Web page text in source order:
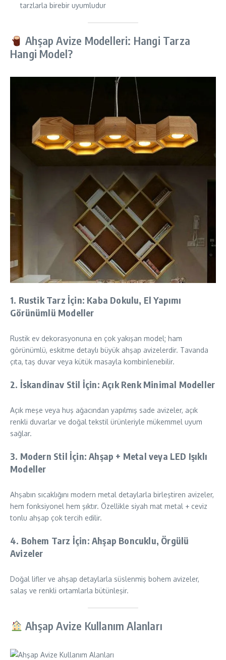
tarzlarla birebir uyumludur
Ahşap Avize Modelleri: Hangi Tarza
Hangi Model?
1. Rustik Tarz İçin: Kaba Dokulu, El Yapımı
Görünümlü Modeller
Rustik ev dekorasyonuna en çok yakışan model; ham
görünümlü, eskitme detaylı büyük ahşap avizelerdir. Tavanda
çıta, taş duvar veya kütük masayla kombinlenebilir.
2. İskandinav Stil İçin: Açık Renk Minimal Modeller
Açık meşe veya huş ağacından yapılmış sade avizeler, açık
renkli duvarlar ve doğal tekstil ürünleriyle mükemmel uyum
sağlar.
3. Modern Stil İçin: Ahşap + Metal veya LED Işıklı
Modeller
Ahşabın sıcaklığını modern metal detaylarla birleştiren avizeler,
hem fonksiyonel hem şıktır. Özellikle siyah mat metal + ceviz
tonlu ahşap çok tercih edilir.
4. Bohem Tarz İçin: Ahşap Boncuklu, Örgülü
Avizeler
Doğal lifler ve ahşap detaylarla süslenmiş bohem avizeler,
salaş ve renkli ortamlarla bütünleşir.
Ahşap Avize Kullanım Alanları